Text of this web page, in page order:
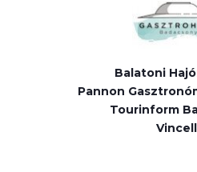
Balatoni
Pannon
Tourinform